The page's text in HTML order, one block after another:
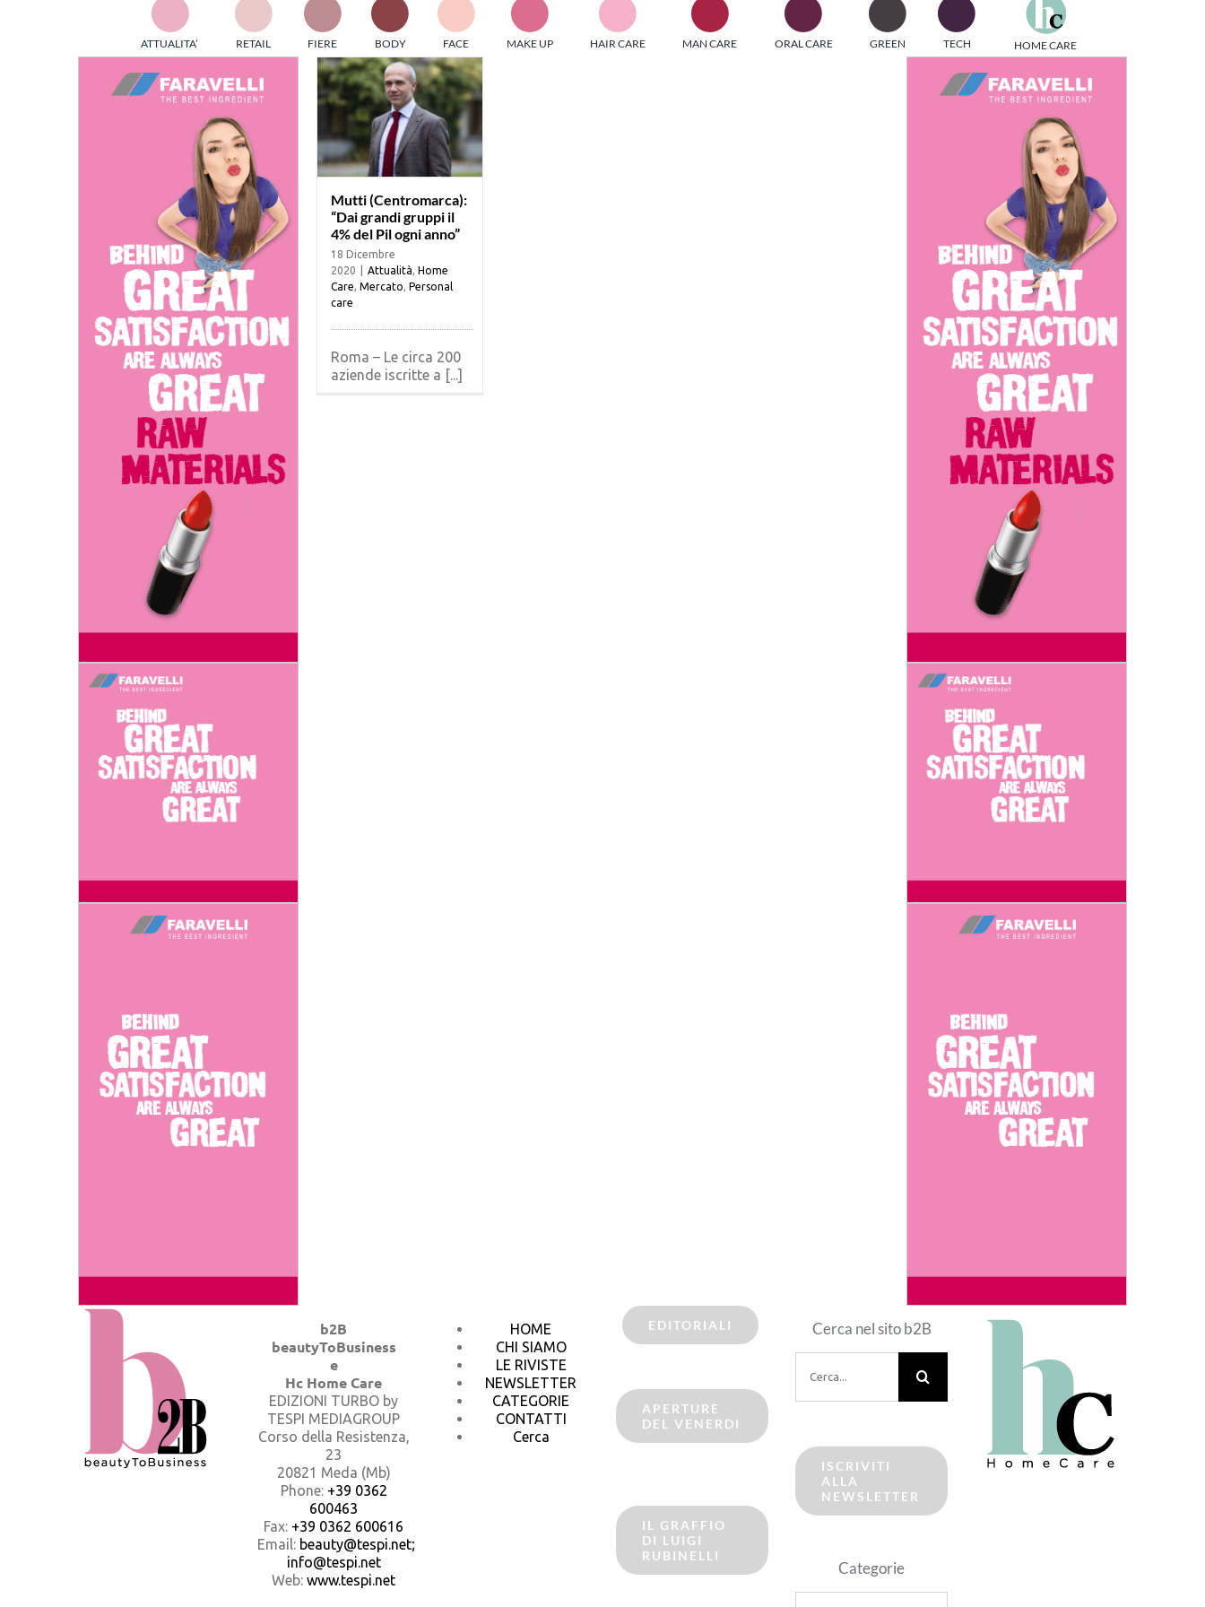
TESPI MEDIAGROUP racchiude un pool di società di comunicazione
ed editrici specializzate nell’informazione b2b. Edizioni Turbo, in
particolare, attraverso numerose riviste verticali, fornisce strumenti di
informazione che coinvolgono gli attori nei settori beauty, food,
technology, entertainment e sport.
Stay tuned!
ATTUALITA’ RETAIL FIERE BODY FACE MAKE UP HAIR CARE MAN CARE ORAL CARE GREEN TECH HOME CARE
Mutti
(Centromarca):
“Dai grandi gruppi il
anno”
Mutti (Centromarca):
“Dai grandi gruppi il
4% del Pil ogni anno”
18 Dicembre
2020
Attualità Home
Care Mercato Personal
care
Roma – Le circa 200
aziende iscritte a [...]
b2B
beautyToBusiness
e
Hc Home Care
EDIZIONI TURBO by
TESPI MEDIAGROUP
Corso della Resistenza,
23
20821 Meda (Mb)
Phone: +39 0362
600463
Fax: +39 0362 600616
Email: beauty@tespi.net;
info@tespi.net
Web: www.tespi.net
HOME
CHI SIAMO
LE RIVISTE
NEWSLETTER
CATEGORIE
CONTATTI
Cerca
EDITORIALI
APERTURE
DEL VENERDI
IL GRAFFIO
DI LUIGI
RUBINELLI
Cerca nel sito b2B
per:
ISCRIVITI
ALLA
NEWSLETTER
Categorie